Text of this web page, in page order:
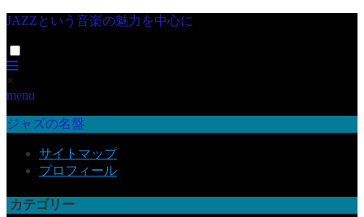
JAZZという音楽の魅力を中心に
×
menu
ジャズの名盤
サイトマップ
プロフィール
カテゴリー